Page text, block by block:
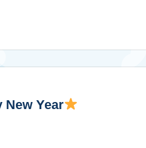
New Year